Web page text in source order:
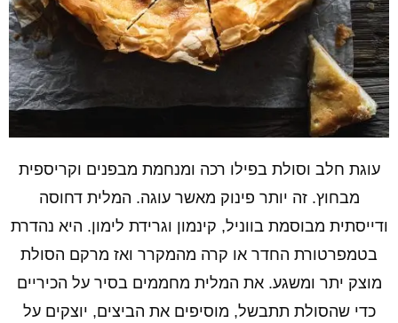
עוגת חלב וסולת בפילו רכה ומנחמת מבפנים וקריספית
מבחוץ. זה יותר פינוק מאשר עוגה. המלית דחוסה
ודייסתית מבוסמת בווניל, קינמון וגרידת לימון. היא נהדרת
בטמפרטורת החדר או קרה מהמקרר ואז מרקם הסולת
מוצק יתר ומשגע. את המלית מחממים בסיר על הכיריים
כדי שהסולת תתבשל, מוסיפים את הביצים, יוצקים על